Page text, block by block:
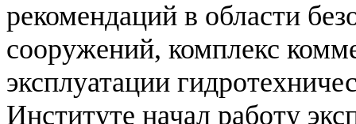
рекомендаций в области
сооружений, комплекс
эксплуатации
Институте начал работу